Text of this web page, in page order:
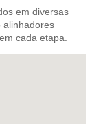
em diversas
alinhadores
cada etapa.